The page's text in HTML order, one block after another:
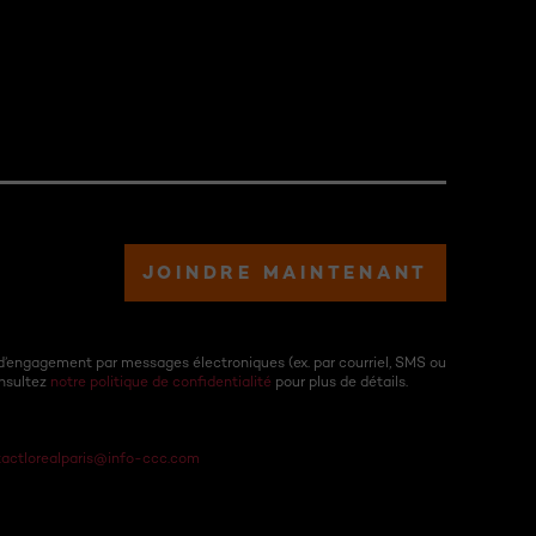
JOINDRE MAINTENANT
par messages électroniques (ex. par courriel, SMS ou
notre politique de confidentialité pour plus de détails.
ccc.com